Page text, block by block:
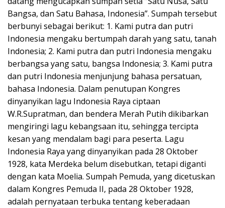
Bangsa, dan Satu Bahasa, Indonesia”. Sumpah tersebut
berbunyi sebagai berikut: 1. Kami putra dan putri
Indonesia mengaku bertumpah darah yang satu, tanah
Indonesia; 2. Kami putra dan putri Indonesia mengaku
berbangsa yang satu, bangsa Indonesia; 3. Kami putra
dan putri Indonesia menjunjung bahasa persatuan,
bahasa Indonesia. Dalam penutupan Kongres
dinyanyikan lagu Indonesia Raya ciptaan
W.R.Supratman, dan bendera Merah Putih dikibarkan
mengiringi lagu kebangsaan itu, sehingga tercipta
kesan yang mendalam bagi para peserta. Lagu
Indonesia Raya yang dinyanyikan pada 28 Oktober
1928, kata Merdeka belum disebutkan, tetapi diganti
dengan kata Moelia. Sumpah Pemuda, yang dicetuskan
dalam Kongres Pemuda II, pada 28 Oktober 1928,
adalah pernyataan terbuka tentang keberadaan